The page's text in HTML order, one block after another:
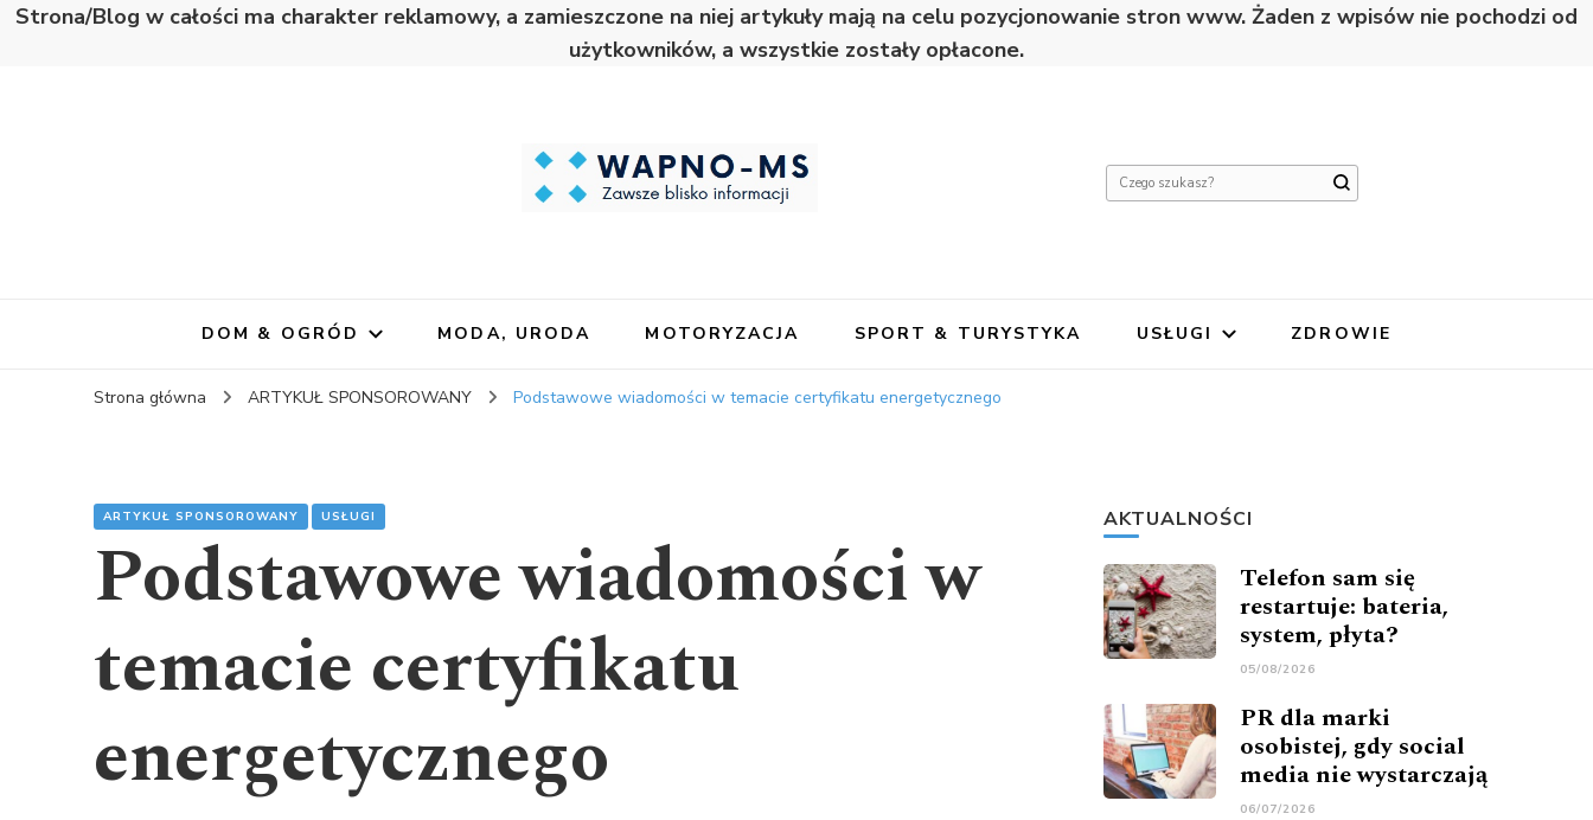
Strona/Blog w całości ma charakter reklamowy, a zamieszczone na niej artykuły mają na celu pozycjonowanie stron www. Żaden z wpisów nie pochodzi od
użytkowników, a wszystkie zostały opłacone.
Szukasz
DOM & OGRÓD MODA, URODA MOTORYZACJA SPORT & TURYSTYKA USŁUGI ZDROWIE
Strona główna ARTYKUŁ SPONSOROWANY Podstawowe wiadomości w temacie certyfikatu energetycznego
ARTYKUŁ SPONSOROWANY USŁUGI
Podstawowe wiadomości w
temacie certyfikatu
energetycznego
AKTUALNOŚCI
Telefon sam się
restartuje: bateria,
system, płyta?
05/08/2026
PR dla marki
osobistej, gdy social
media nie wystarczają
06/07/2026